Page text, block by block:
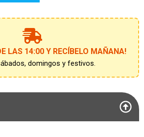
LAS 14:00 Y RECÍBELO MAÑANA!
domingos y festivos.